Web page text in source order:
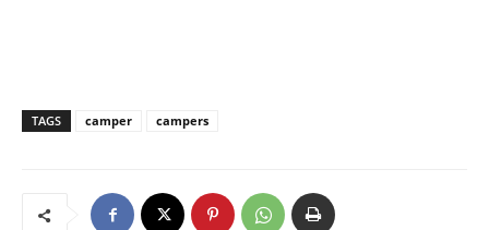
TAGS camper campers